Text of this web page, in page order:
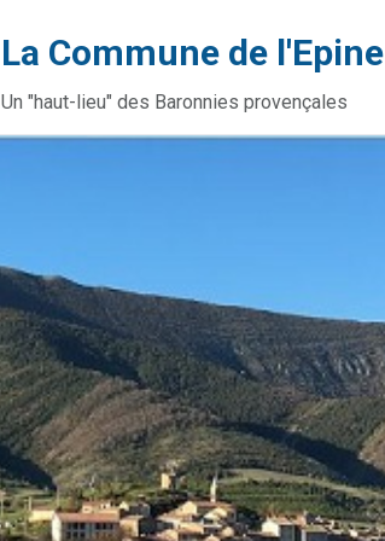
La Commune de l'Epine
Un "haut-lieu" des Baronnies provençales